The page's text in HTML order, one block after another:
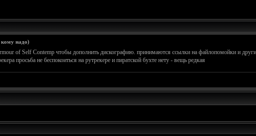
кому надо)
of Self Contemp чтобы дополнить дискографию. принимаются ссылки на файлопомойки и
просьба не беспокоиться на рутрекере и пиратской бухте нету - вещь редкая